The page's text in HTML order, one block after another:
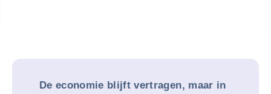
De economie blijft vertragen, maar in